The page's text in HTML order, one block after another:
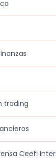
trading
Ceefi